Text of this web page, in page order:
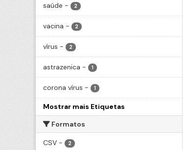
saúde - 2
vacina - 2
vírus - 2
astrazenica - 1
corona vírus - 1
Mostrar mais Etiquetas
Formatos
CSV - 2